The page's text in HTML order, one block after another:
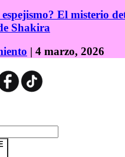
El misterio
Shakira
| 4 marzo, 2026